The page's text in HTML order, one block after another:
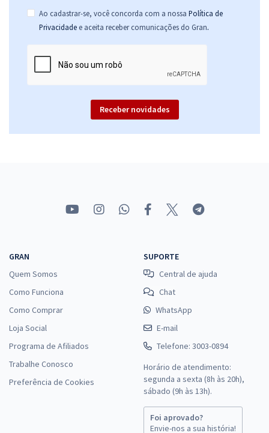
Ao cadastrar-se, você concorda com a nossa Política de
Privacidade e aceita receber comunicações do Gran.
Receber novidades
GRAN
Quem Somos
Como Funciona
Como Comprar
Loja Social
Programa de Afiliados
Trabalhe Conosco
Preferência de Cookies
SUPORTE
Central de ajuda
Chat
WhatsApp
E-mail
Telefone: 3003-0894
Horário de atendimento:
segunda a sexta (8h às 20h),
sábado (9h às 13h).
Foi aprovado?
Envie-nos a sua história!